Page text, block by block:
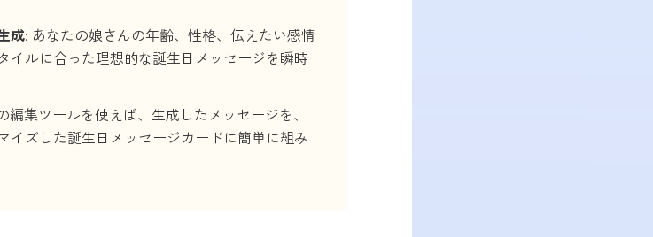
成: あなたの娘さんの年齢、性格、伝えたい感情
イルに合った理想的な誕生日メッセージを瞬時
編集ツールを使えば、生成したメッセージを、
イズした誕生日メッセージカードに簡単に組み